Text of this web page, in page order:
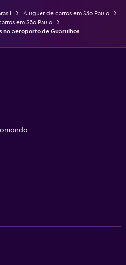
Aluguer de carros em São Paulo
em São Paulo
no aeroporto de Guarulhos